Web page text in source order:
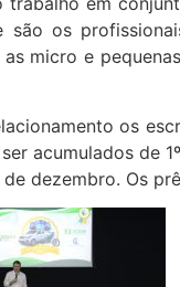
os
micro e
os
acumulados de
dezembro. Os